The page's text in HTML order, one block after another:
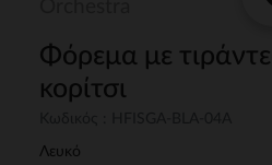
Φόρεμα με
κορίτσι
Λευκό